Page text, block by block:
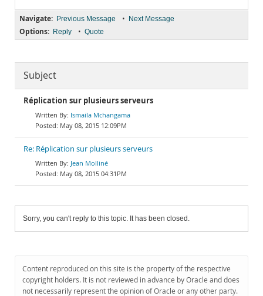
Navigate: Previous Message • Next Message
Options: Reply • Quote
Subject
Réplication sur plusieurs serveurs
Ismaila Mchangama
May 08, 2015 12:09PM
Re: Réplication sur plusieurs serveurs
Jean Molliné
May 08, 2015 04:31PM
Sorry, you can't reply to this topic. It has been closed.
Content reproduced on this site is the property of the respective
copyright holders. It is not reviewed in advance by Oracle and does
not necessarily represent the opinion of Oracle or any other party.